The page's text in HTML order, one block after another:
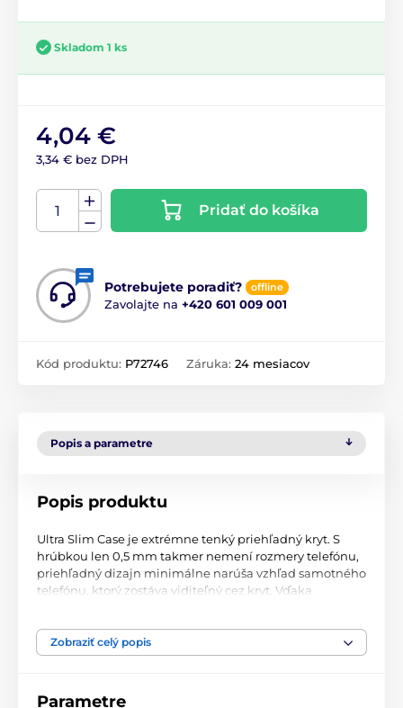
Skladom 1 ks
4,04 €
3,34 € bez DPH
Pridať do košíka
Potrebujete poradiť? offline
Zavolajte na +420 601 009 001
Kód produktu: P72746 Záruka: 24 mesiacov
Popis a parametre
Popis produktu
Ultra Slim Case je extrémne tenký priehľadný kryt. S
hrúbkou len 0,5 mm takmer nemení rozmery telefónu,
priehľadný dizajn minimálne narúša vzhľad samotného
telefónu, ktorý zostáva viditeľný cez kryt. Vďaka
poškodením.
Vysokokvalitný mäkký silikón zaručuje vynikajúcu
Zobraziť celý popis
Parametre